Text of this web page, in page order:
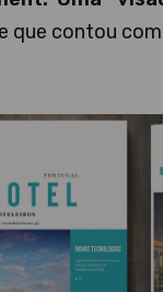
que contou